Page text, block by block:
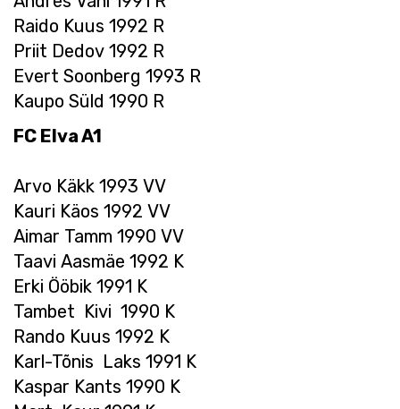
Raido Kuus 1992 R
Priit Dedov 1992 R
Evert Soonberg 1993 R
Kaupo Süld 1990 R
FC Elva A1
Arvo Käkk 1993 VV
Kauri Käos 1992 VV
Aimar Tamm 1990 VV
Taavi Aasmäe 1992 K
Erki Ööbik 1991 K
Tambet Kivi 1990 K
Rando Kuus 1992 K
Karl-Tõnis Laks 1991 K
Kaspar Kants 1990 K